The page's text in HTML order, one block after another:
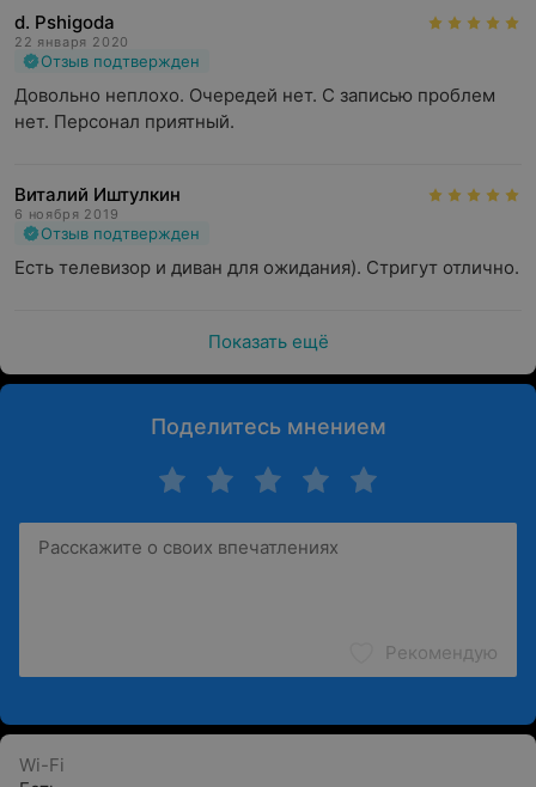
d. Pshigoda
22 января 2020
Отзыв подтвержден
Довольно неплохо. Очередей нет. С записью проблем
нет. Персонал приятный.
Виталий Иштулкин
6 ноября 2019
Отзыв подтвержден
Есть телевизор и диван для ожидания). Стригут отлично.
Показать ещё
Поделитесь мнением
Рекомендую
Wi-Fi